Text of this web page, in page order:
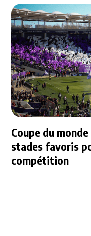
Coupe du
stades favoris
compétition